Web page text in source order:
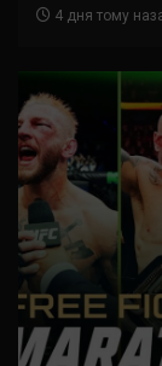
4 дня тому